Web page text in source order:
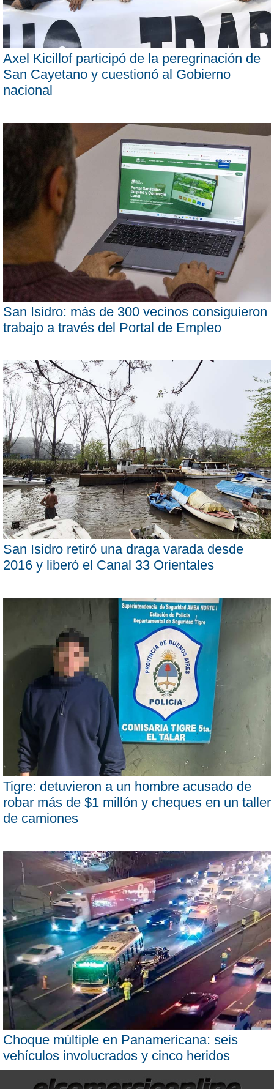
Axel Kicillof participó de la peregrinación de
San Cayetano y cuestionó al Gobierno
nacional
San Isidro: más de 300 vecinos consiguieron
trabajo a través del Portal de Empleo
San Isidro retiró una draga varada desde
2016 y liberó el Canal 33 Orientales
Tigre: detuvieron a un hombre acusado de
robar más de $1 millón y cheques en un taller
de camiones
Choque múltiple en Panamericana: seis
vehículos involucrados y cinco heridos